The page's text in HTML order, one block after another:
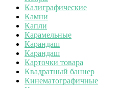
Калиграфические
Камни
Капли
Карамельные
Карандаш
Карандаш
Карточки товара
Квадратный баннер
Кинематографичные